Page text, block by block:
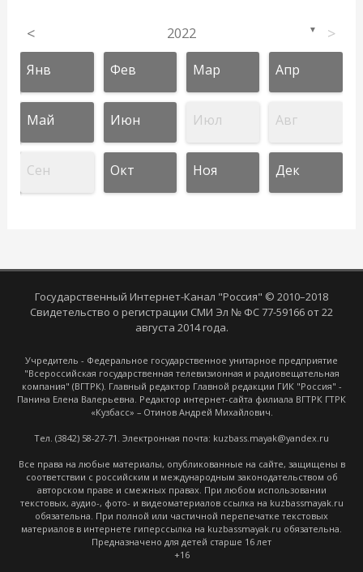
< 2022 ▼ >
Янв Фев Мар Апр
Май Июн Июл Авг
Сен Окт Ноя Дек
Государственный Интернет-Канал "Россия" © 2010–2018
Свидетельство о регистрации СМИ Эл № ФС 77-59166 от 22
августа 2014 года.
Учредитель - Федеральное государственное унитарное предприятие
"Всероссийская государственная телевизионная и радиовещательная
компания" (ВГТРК). Главный редактор Главной редакции ГИК "Россия" -
Панина Елена Валерьевна. Редактор интернет-сайта филиала ВГТРК ГТРК
«Кузбасс» – Отинов Андрей Михайлович.
Тел. (3842) 58-27-71. Электронная почта: kuzbass.mayak@yandex.ru
Все права на любые материалы, опубликованные на сайте, защищены в
соответствии с российским и международным законодательством об
авторском праве и смежных правах. При любом использовании
текстовых, аудио-, фото- и видеоматериалов ссылка на kuzbassmayak.ru
обязательна. При полной или частичной перепечатке текстовых
материалов в интернете гиперссылка на kuzbassmayak.ru обязательна.
Предназначено для детей старше 16 лет
+16